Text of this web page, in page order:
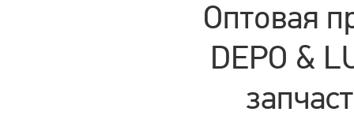
Оптовая
DEPO &